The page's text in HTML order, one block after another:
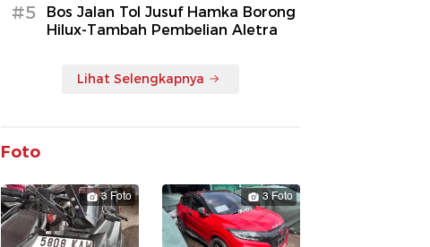
#5
Bos Jalan Tol Jusuf Hamka Borong
Hilux-Tambah Pembelian Aletra
Lihat Selengkapnya
Foto
3 Foto 3 Foto